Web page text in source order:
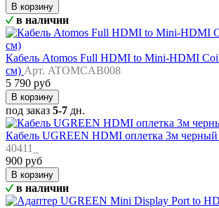
В корзину
в наличии
Кабель Atomos Full HDMI to Mini-HDMI
см) Арт. ATOMCAB008
5 790 руб
В корзину
под заказ 5-7 дн.
Кабель UGREEN HDMI оплетка 3м
40411_
900 руб
В корзину
в наличии